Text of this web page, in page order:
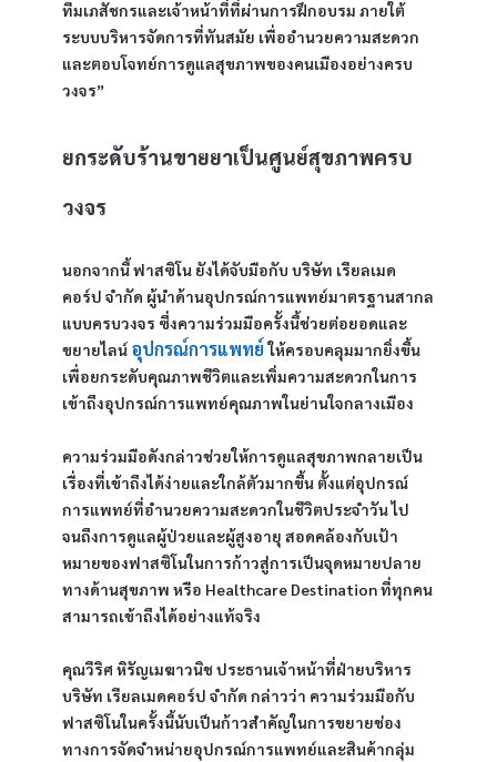
ทีมเภสัชกรและเจ้าหน้าที่ที่ผ่านการฝึกอบรม ภายใต้
ระบบบริหารจัดการที่ทันสมัย เพื่ออำนวยความสะดวก
และตอบโจทย์การดูแลสุขภาพของคนเมืองอย่างครบ
วงจร”
ยกระดับร้านขายยาเป็นศูนย์สุขภาพครบ
วงจร
นอกจากนี้ ฟาสซิโน ยังได้จับมือกับ บริษัท เรียลเมด
คอร์ป จำกัด ผู้นำด้านอุปกรณ์การแพทย์มาตรฐานสากล
แบบครบวงจร ซึ่งความร่วมมือครั้งนี้ช่วยต่อยอดและ
ขยายไลน์ อุปกรณ์การแพทย์ ให้ครอบคลุมมากยิ่งขึ้น
เพื่อยกระดับคุณภาพชีวิตและเพิ่มความสะดวกในการ
เข้าถึงอุปกรณ์การแพทย์คุณภาพในย่านใจกลางเมือง
ความร่วมมือดังกล่าวช่วยให้การดูแลสุขภาพกลายเป็น
เรื่องที่เข้าถึงได้ง่ายและใกล้ตัวมากขึ้น ตั้งแต่อุปกรณ์
การแพทย์ที่อำนวยความสะดวกในชีวิตประจำวัน ไป
จนถึงการดูแลผู้ป่วยและผู้สูงอายุ สอดคล้องกับเป้า
หมายของฟาสซิโนในการก้าวสู่การเป็นจุดหมายปลาย
ทางด้านสุขภาพ หรือ Healthcare Destination ที่ทุกคน
สามารถเข้าถึงได้อย่างแท้จริง
คุณวีริศ หิรัญเมฆาวนิช ประธานเจ้าหน้าที่ฝ่ายบริหาร
บริษัท เรียลเมดคอร์ป จำกัด กล่าวว่า ความร่วมมือกับ
ฟาสซิโนในครั้งนี้นับเป็นก้าวสำคัญในการขยายช่อง
ทางการจัดจำหน่ายอุปกรณ์การแพทย์และสินค้ากลุ่ม